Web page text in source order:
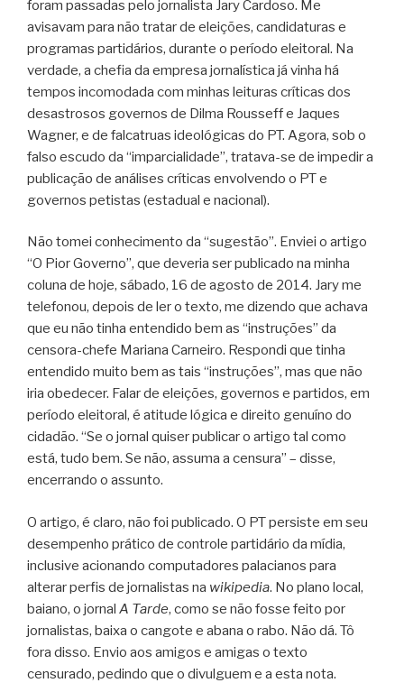
foram passadas pelo jornalista Jary Cardoso. Me
avisavam para não tratar de eleições, candidaturas e
programas partidários, durante o período eleitoral. Na
verdade, a chefia da empresa jornalística já vinha há
tempos incomodada com minhas leituras críticas dos
desastrosos governos de Dilma Rousseff e Jaques
Wagner, e de falcatruas ideológicas do PT. Agora, sob o
falso escudo da “imparcialidade”, tratava-se de impedir a
publicação de análises críticas envolvendo o PT e
governos petistas (estadual e nacional).
Não tomei conhecimento da “sugestão”. Enviei o artigo
“O Pior Governo”, que deveria ser publicado na minha
coluna de hoje, sábado, 16 de agosto de 2014. Jary me
telefonou, depois de ler o texto, me dizendo que achava
que eu não tinha entendido bem as “instruções” da
censora-chefe Mariana Carneiro. Respondi que tinha
entendido muito bem as tais “instruções”, mas que não
iria obedecer. Falar de eleições, governos e partidos, em
período eleitoral, é atitude lógica e direito genuíno do
cidadão. “Se o jornal quiser publicar o artigo tal como
está, tudo bem. Se não, assuma a censura” – disse,
encerrando o assunto.
O artigo, é claro, não foi publicado. O PT persiste em seu
desempenho prático de controle partidário da mídia,
inclusive acionando computadores palacianos para
alterar perfis de jornalistas na wikipedia. No plano local,
baiano, o jornal A Tarde, como se não fosse feito por
jornalistas, baixa o cangote e abana o rabo. Não dá. Tô
fora disso. Envio aos amigos e amigas o texto
censurado, pedindo que o divulguem e a esta nota.